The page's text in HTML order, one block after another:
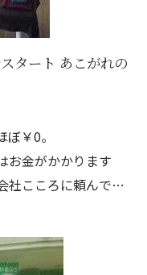
すが、私が紹介した
時にはそのことにつ
んのレベルの高さの
・・。
スを素直に聞いてく
経験者のアドバイ
り経営者の知り合い
方は経験していない
ー」に必要な知識に
学べるLINE公式アカ
！
生さんのリアルな成
す。
タート あこがれの
￥0。
お金がかかります
社こころに頼んでい
すが、プロがおすす